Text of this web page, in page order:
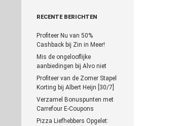
RECENTE BERICHTEN
Profiteer Nu van 50%
Cashback bij Zin in Meer!
Mis de ongelooflijke
aanbiedingen bij Alvo niet
Profiteer van de Zomer Stapel
Korting bij Albert Heijn [30/7]
Verzamel Bonuspunten met
Carrefour E-Coupons
Pizza Liefhebbers Opgelet: